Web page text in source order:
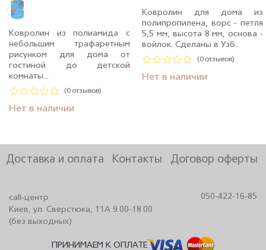
Ковролин из полиамида с
небольшим трафаретным
рисунком для дома от
гостиной до детской
комнаты...
(0 отзывов)
Нет в наличии
Ковролин для дома из
полипропилена, ворс - петля
5,5 мм, высота 8 мм, основа -
войлок. Сделаны в Узб..
(0 отзывов)
Нет в наличии
call-центр
Киев, ул. Сверстюка, 11А 9.00-18.00
(без выходных)
050-422-16-85
Доставка и оплата Контакты Договор оферты
ПРИНИМАЕМ К ОПЛАТЕ